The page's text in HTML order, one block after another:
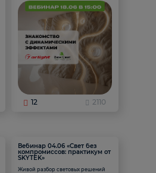
12 2110
Вебинар 04.06 «Свет без
компромиссов: практикум от
SKYTEK»
Живой разбор световых решений